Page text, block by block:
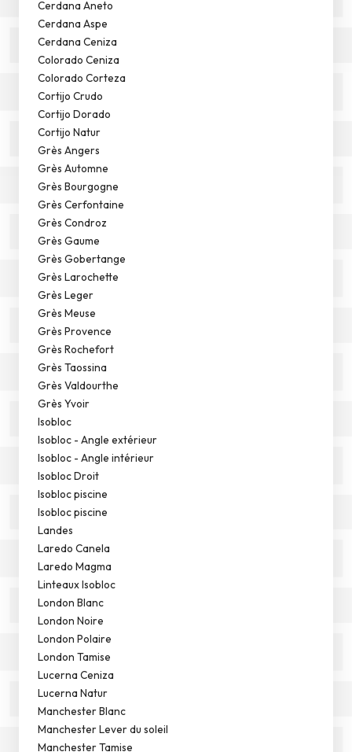
Cerdana Aneto
Cerdana Aspe
Cerdana Ceniza
Colorado Ceniza
Colorado Corteza
Cortijo Crudo
Cortijo Dorado
Cortijo Natur
Grès Angers
Grès Automne
Grès Bourgogne
Grès Cerfontaine
Grès Condroz
Grès Gaume
Grès Gobertange
Grès Larochette
Grès Leger
Grès Meuse
Grès Provence
Grès Rochefort
Grès Taossina
Grès Valdourthe
Grès Yvoir
Isobloc
Isobloc - Angle extérieur
Isobloc - Angle intérieur
Isobloc Droit
Isobloc piscine
Isobloc piscine
Landes
Laredo Canela
Laredo Magma
Linteaux Isobloc
London Blanc
London Noire
London Polaire
London Tamise
Lucerna Ceniza
Lucerna Natur
Manchester Blanc
Manchester Lever du soleil
Manchester Tamise